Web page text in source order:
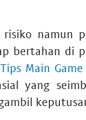
namun
bertahan di
Main
yang